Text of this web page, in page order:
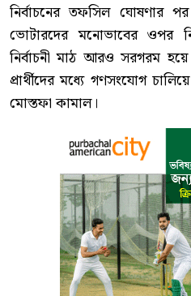
নির্বাচনের তফসিল ঘোষণার পর
ভোটারদের মনোভাবের ওপর
নির্বাচনী মাঠ আরও সরগরম হয়ে
প্রার্থীদের মধ্যে গণসংযোগ
মোস্তফা কামাল।